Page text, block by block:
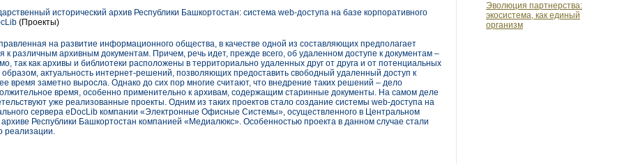
Эволюция партнерства:
экосистема, как единый
организм
исторический архив Республики Башкортостан: система web-доступа на базе корпоративного
(Проекты)
на развитие информационного общества, в качестве одной из составляющих предполагает
к различным архивным документам. Причем, речь идет, прежде всего, об удаленном доступе к документам –
так как архивы и библиотеки расположены в территориально удаленных друг от друга и от потенциальных
образом, актуальность интернет-решений, позволяющих предоставить свободный удаленный доступ к
время заметно выросла. Однако до сих пор многие считают, что внедрение таких решений – дело
время, особенно применительно к архивам, содержащим старинные документы. На самом деле
уже реализованные проекты. Одним из таких проектов стало создание системы web-доступа на
сервера eDocLib компании «Электронные Офисные Системы», осуществленного в Центральном
архиве Республики Башкортостан компанией «Медиалюкс». Особенностью проекта в данном случае стали
реализации.